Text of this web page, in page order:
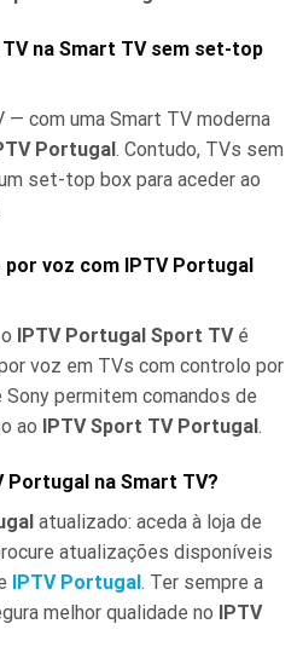
na Smart TV sem set-top
— com uma Smart TV moderna
Portugal . Contudo, TVs sem
set-top box para aceder ao
voz com IPTV Portugal
IPTV Portugal Sport TVé
voz em TVs com controlo por
Sony permitem comandos de
ao IPTV Sport TV Portugal.
Portugal na Smart TV?
atualizado: aceda à loja de
atualizações disponíveis
IPTV Portugal. Ter sempre a
melhor qualidade no IPTV